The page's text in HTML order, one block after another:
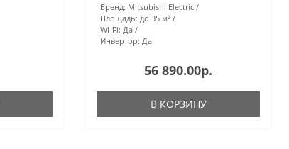
Бренд: Mitsubishi Electric
Площадь: до 35 м²
Wi-Fi: Да
Инвертор: Да
56 890.00р.
В КОРЗИНУ